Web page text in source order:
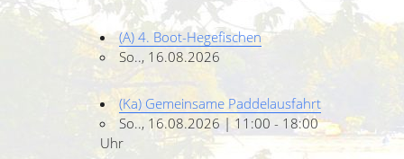
(A) 4. Boot-Hegefischen
So.., 16.08.2026
(Ka) Gemeinsame Paddelausfahrt
So.., 16.08.2026 | 11:00 - 18:00
Uhr